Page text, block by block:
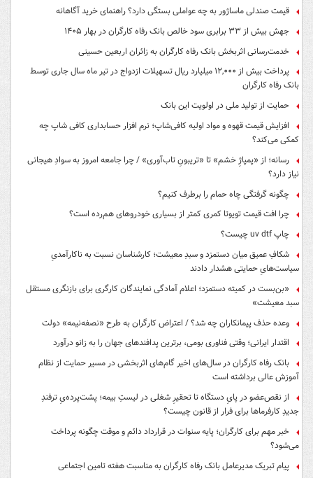
قیمت صندلی ماساژور به چه عواملی بستگی دارد؟ راهنمای خرید آگاهانه
جهش بیش از ۳۳ برابری سود خالص بانک رفاه کارگران در بهار ۱۴۰۵
خدمت‌رسانی اثربخش بانک رفاه کارگران به زائران اربعین حسینی
پرداخت بیش از ۱۲,۰۰۰ میلیارد ریال تسهیلات ازدواج در تیر ماه سال جاری توسط
بانک رفاه کارگران
حمایت از تولید ملی در اولویت این بانک
افزایش قیمت قهوه و مواد اولیه کافی‌شاپ؛ نرم افزار حسابداری کافی شاپ چه
کمکی می‌کند؟
رسانه؛ از «پمپاژِ خشم» تا «تریبونِ تاب‌آوری» / چرا جامعه امروز به سوادِ هیجانی
نیاز دارد؟
چگونه گرفتگی چاه حمام را برطرف کنیم؟
چرا افت قیمت تویوتا کمری کمتر از بسیاری خودروهای هم‌رده است؟
چاپ uv dtf چیست؟
شکافِ عمیق میان دستمزد و سبدِ معیشت؛ کارشناسان نسبت به ناکارآمدیِ
سیاست‌هایِ حمایتی هشدار دادند
«بن‌بست در کمیته دستمزد؛ اعلام آمادگی نمایندگان کارگری برای بازنگری مستقل
سبد معیشت»
وعده حذف پیمانکاران چه شد؟ / اعتراض کارگران به طرح «نصفه‌نیمه» دولت
اقتدار ایرانی؛ وقتی فناوری بومی، برترین پدافندهای جهان را به زانو درآورد
بانک رفاه کارگران در سال‌های اخیر گام‌های اثربخشی در مسیر حمایت از نظام
آموزش عالی برداشته است
از نقص‌عضو در پایِ دستگاه تا تحقیرِ شغلی در لیستِ بیمه؛ پشت‌پرده‌یِ ترفندِ
جدیدِ کارفرماها برای فرار از قانون چیست؟
خبر مهم برای کارگران؛ پایه سنوات در قرارداد دائم و موقت چگونه پرداخت
می‌شود؟
پیام تبریک مدیرعامل بانک رفاه کارگران به مناسبت هفته تامین اجتماعی